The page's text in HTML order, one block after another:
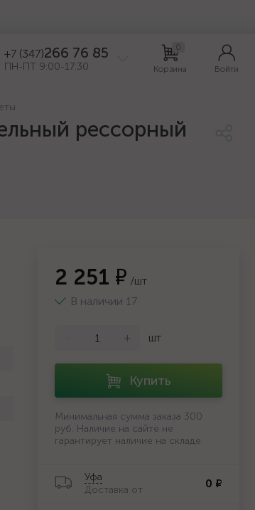
+7 (347)266 76 85
ПН-ПТ 9:00-17:30
0
Корзина Войти
рессорный
2 251 ₽ /шт
В наличии 17
+ шт
Купить
Минимальная сумма заказа 300
руб. Наличие на сайте не
гарантирует наличие на складе.
Уфа
Доставка от
0 ₽